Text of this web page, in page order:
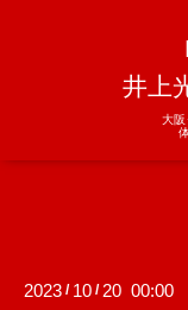
井上
大阪
2023 / 10 / 20 00:00